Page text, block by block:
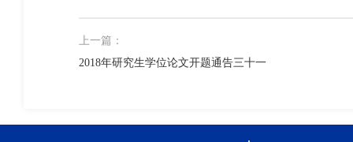
上一篇：
2018年研究生学位论文开题通告三十一